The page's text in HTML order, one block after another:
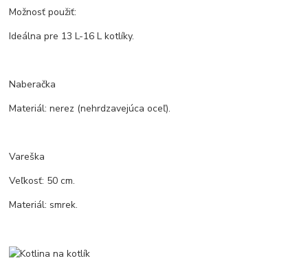
Možnosť použiť:
Ideálna pre 13 L-16 L kotlíky.
Naberačka
Materiál: nerez (nehrdzavejúca oceľ).
Vareška
Veľkosť: 50 cm.
Materiál: smrek.